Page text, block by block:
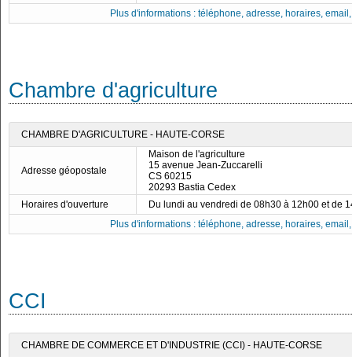
Plus d'informations : téléphone, adresse, horaires,
Chambre d'agriculture
CHAMBRE D'AGRICULTURE - HAUTE-CORSE
Adresse géopostale
Maison de l'agriculture
15 avenue Jean-Zuccarelli
CS 60215
20293 Bastia Cedex
Horaires d'ouverture
Du lundi au vendredi de 08h30 à 12h00 et de
Plus d'informations : téléphone, adresse, horaires,
CCI
CHAMBRE DE COMMERCE ET D'INDUSTRIE (CCI) - HAUTE-CORSE